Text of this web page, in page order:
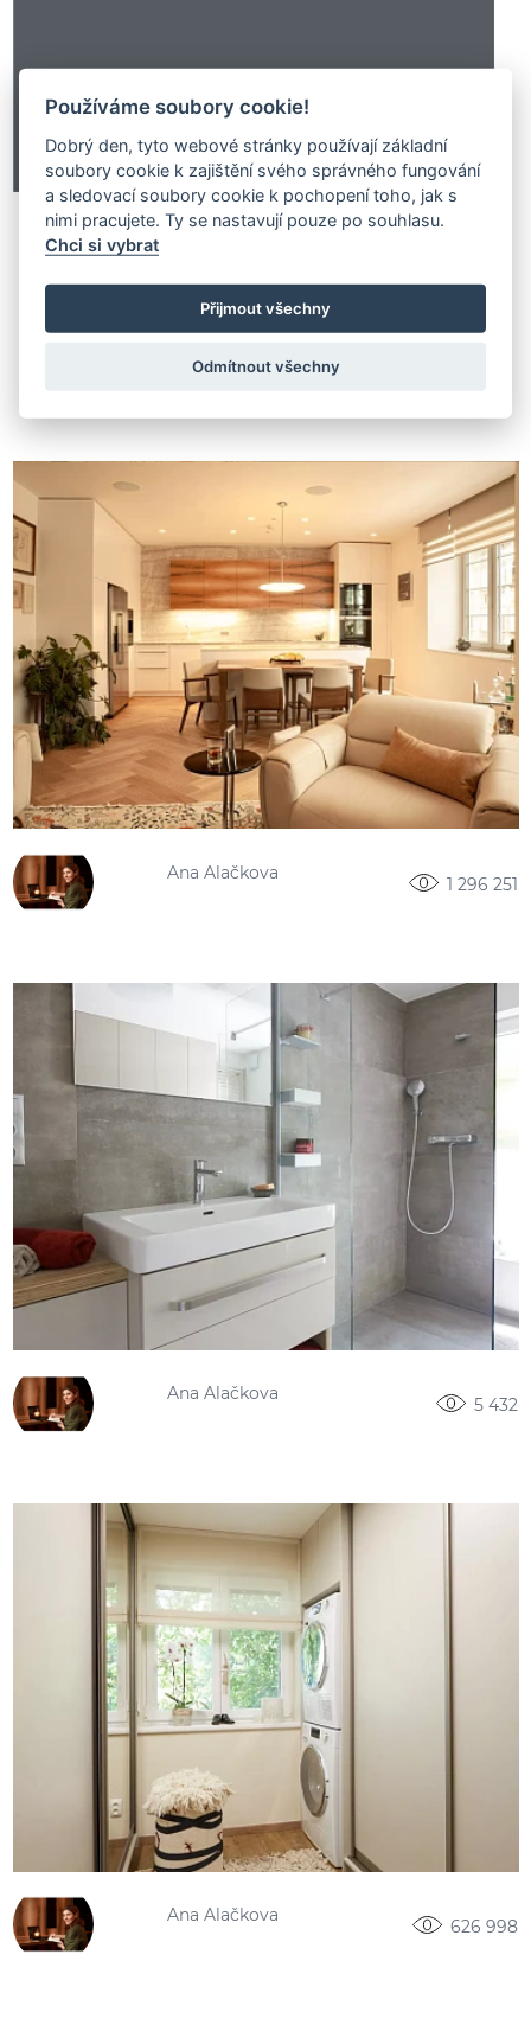
Související projekty
Ana Alačkova
1 296 251
Ana Alačkova
5 432
Ana Alačkova
626 998
Používáme soubory cookie!
Dobrý den, tyto webové stránky používají základní
soubory cookie k zajištění svého správného fungování
a sledovací soubory cookie k pochopení toho, jak s
nimi pracujete. Ty se nastavují pouze po souhlasu.
Chci si vybrat
Přijmout všechny
Odmítnout všechny